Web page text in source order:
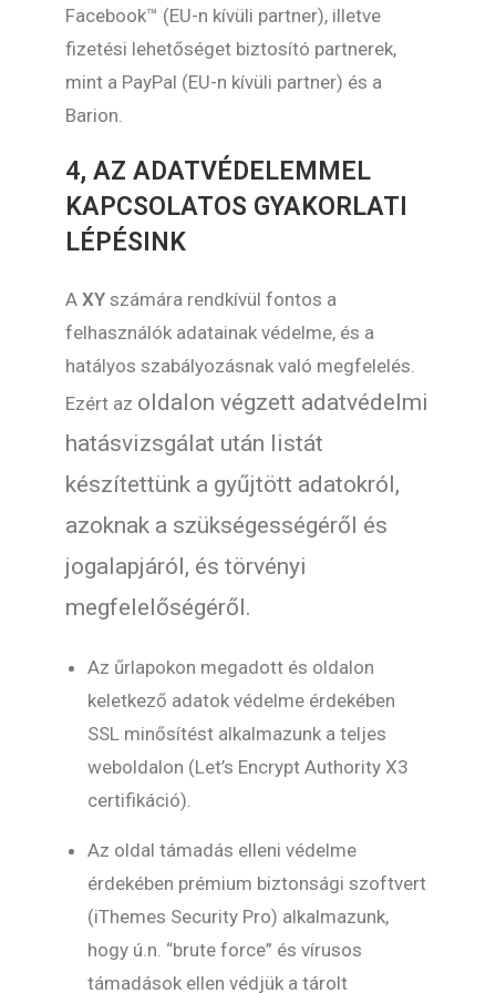
Facebook™ (EU-n kívüli partner), illetve
fizetési lehetőséget biztosító partnerek,
mint a PayPal (EU-n kívüli partner) és a
Barion.
4, AZ ADATVÉDELEMMEL
KAPCSOLATOS GYAKORLATI
LÉPÉSINK
AXY számára rendkívül fontos a
felhasználók adatainak védelme, és a
hatályos szabályozásnak való megfelelés.
Ezért az oldalon végzett adatvédelmi
hatásvizsgálat után listát
készítettünk a gyűjtött adatokról,
azoknak a szükségességéről és
jogalapjáról, és törvényi
megfelelőségéről.
Az űrlapokon megadott és oldalon
keletkező adatok védelme érdekében
SSL minősítést alkalmazunk a teljes
weboldalon (Let’s Encrypt Authority X3
certifikáció).
Az oldal támadás elleni védelme
érdekében prémium biztonsági szoftvert
(iThemes Security Pro) alkalmazunk,
hogy ú.n. “brute force” és vírusos
támadások ellen védjük a tárolt